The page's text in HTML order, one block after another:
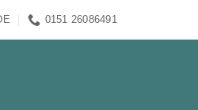
0151 26086491